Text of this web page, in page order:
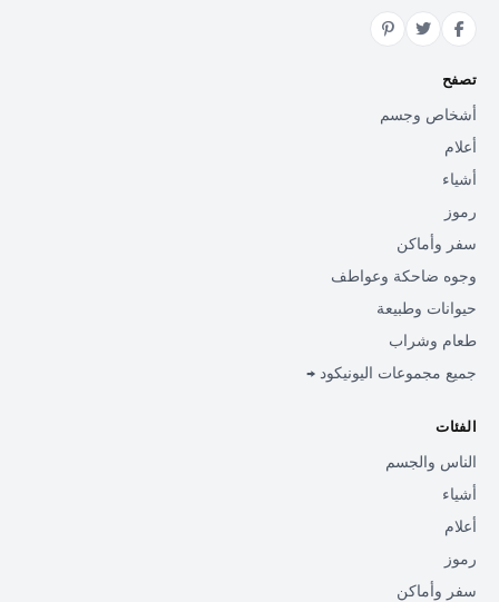
تصفح
أشخاص وجسم
أعلام
أشياء
رموز
سفر وأماكن
وجوه ضاحكة وعواطف
حيوانات وطبيعة
طعام وشراب
جميع مجموعات اليونيكود →
الفئات
الناس والجسم
أشياء
أعلام
رموز
سفر وأماكن